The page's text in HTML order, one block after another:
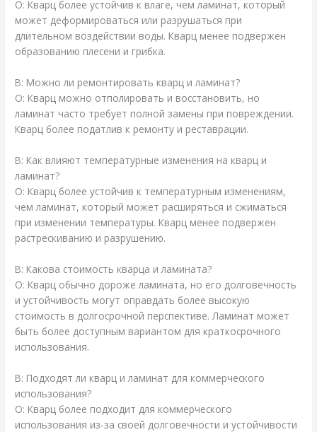
О: Кварц более устойчив к влаге, чем ламинат, который
может деформироваться или разрушаться при
длительном воздействии воды. Кварц менее подвержен
образованию плесени и грибка.
В: Можно ли ремонтировать кварц и ламинат?
О: Кварц можно отполировать и восстановить, но
ламинат часто требует полной замены при повреждении.
Кварц более податлив к ремонту и реставрации.
В: Как влияют температурные изменения на кварц и
ламинат?
О: Кварц более устойчив к температурным изменениям,
чем ламинат, который может расширяться и сжиматься
при изменении температуры. Кварц менее подвержен
растрескиванию и разрушению.
В: Какова стоимость кварца и ламината?
О: Кварц обычно дороже ламината, но его долговечность
и устойчивость могут оправдать более высокую
стоимость в долгосрочной перспективе. Ламинат может
быть более доступным вариантом для краткосрочного
использования.
В: Подходят ли кварц и ламинат для коммерческого
использования?
О: Кварц более подходит для коммерческого
использования из-за своей долговечности и устойчивости